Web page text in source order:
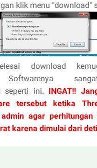
klik menu "download"
download
Softwarenya
seperti ini. INGAT!!
tersebut ketika
agar perhitungan
karena dimulai dari